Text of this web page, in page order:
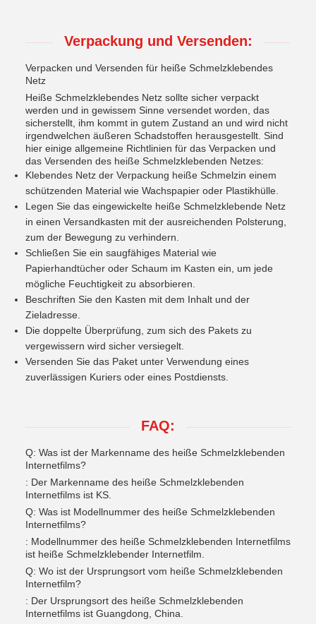
Verpackung und Versenden:
Verpacken und Versenden für heiße Schmelzklebendes
Netz
Heiße Schmelzklebendes Netz sollte sicher verpackt
werden und in gewissem Sinne versendet worden, das
sicherstellt, ihm kommt in gutem Zustand an und wird nicht
irgendwelchen äußeren Schadstoffen herausgestellt. Sind
hier einige allgemeine Richtlinien für das Verpacken und
das Versenden des heiße Schmelzklebenden Netzes:
Klebendes Netz der Verpackung heiße Schmelzin einem
schützenden Material wie Wachspapier oder Plastikhülle.
Legen Sie das eingewickelte heiße Schmelzklebende Netz
in einen Versandkasten mit der ausreichenden Polsterung,
zum der Bewegung zu verhindern.
Schließen Sie ein saugfähiges Material wie
Papierhandtücher oder Schaum im Kasten ein, um jede
mögliche Feuchtigkeit zu absorbieren.
Beschriften Sie den Kasten mit dem Inhalt und der
Zieladresse.
Die doppelte Überprüfung, zum sich des Pakets zu
vergewissern wird sicher versiegelt.
Versenden Sie das Paket unter Verwendung eines
zuverlässigen Kuriers oder eines Postdiensts.
FAQ:
Q: Was ist der Markenname des heiße Schmelzklebenden
Internetfilms?
: Der Markenname des heiße Schmelzklebenden
Internetfilms ist KS.
Q: Was ist Modellnummer des heiße Schmelzklebenden
Internetfilms?
: Modellnummer des heiße Schmelzklebenden Internetfilms
ist heiße Schmelzklebender Internetfilm.
Q: Wo ist der Ursprungsort vom heiße Schmelzklebenden
Internetfilm?
: Der Ursprungsort des heiße Schmelzklebenden
Internetfilms ist Guangdong, China.